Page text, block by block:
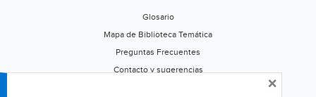
Glosario
Mapa de Biblioteca Temática
Preguntas Frecuentes
Contacto y sugerencias
×